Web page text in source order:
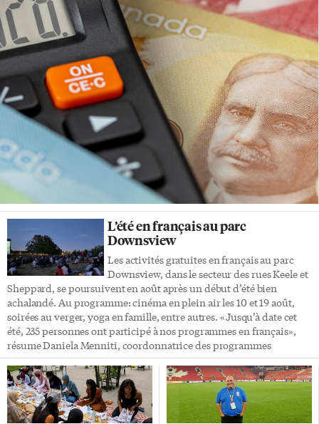
L’été en français au parc
Downsview
Les activités gratuites en français au parc
Downsview, dans le secteur des rues Keele et
Sheppard, se poursuivent en août après un début d’été bien
achalandé. Au programme: cinéma en plein air les 10 et 19 août,
soirées au verger, yoga en famille, entre autres. «Jusqu’à date cet
été, 235 personnes ont participé à nos programmes en français»,
résume Daniela Menniti, coordonnatrice des programmes
éducatifs et communautaires au Parc Downsview. «Nous avons
constaté une hausse de 44% par rapport à l’année précédente.»
Daniela Menniti rappelle que le statut fédéral du parc implique
une attention particulière au bilinguisme. «En tant qu’organisme
ayant […]